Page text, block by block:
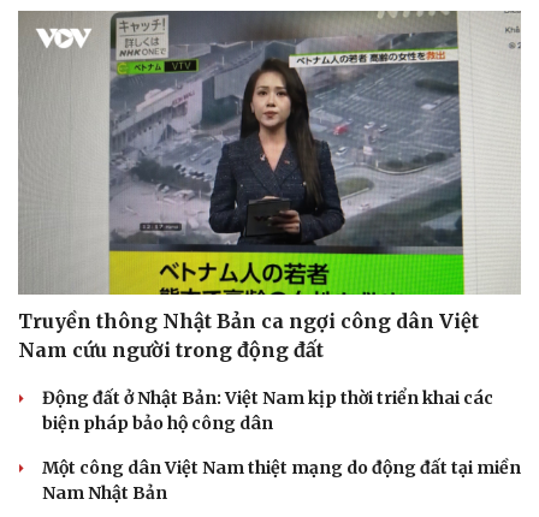
Dinh dưỡng - món ngon
Cây thuốc
Nhi khoa
Nam khoa
Đời sống
Nhà đẹp
Truyền thông Nhật Bản ca ngợi công dân Việt
Nam cứu người trong động đất
Động đất ở Nhật Bản: Việt Nam kịp thời triển khai các
biện pháp bảo hộ công dân
Một công dân Việt Nam thiệt mạng do động đất tại miền
Nam Nhật Bản